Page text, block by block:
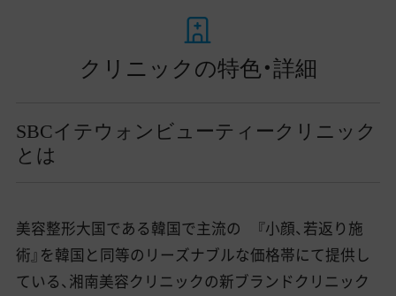
クリニックの特色・詳細
SBCイテウォンビューティークリニック
とは
美容整形大国である韓国で主流の 『小顔、若返り施
術』を韓国と同等のリーズナブルな価格帯にて提供し
ている、湘南美容クリニックの新ブランドクリニック